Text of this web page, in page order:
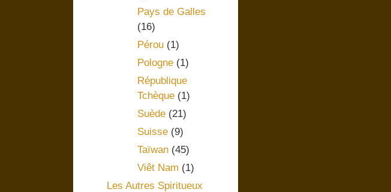
Pays de Galles
(16)
Pérou(1)
Pologne(1)
République
Tchèque(1)
Suède(21)
Suisse(9)
Taïwan(45)
Viêt Nam (1)
Les Autres Spiritueux